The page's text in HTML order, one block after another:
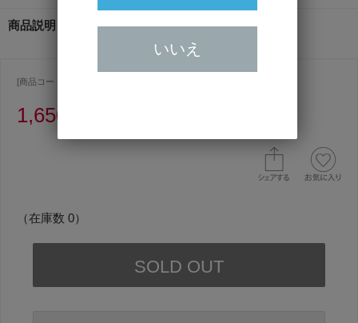
商品説明
[商品コード ] 2054
1,650円
（在庫数 0）
いいえ